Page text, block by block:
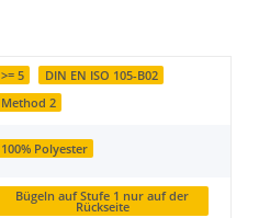
>= 5
DIN EN ISO 105-B02
Method 2
100% Polyester
Bügeln auf Stufe 1 nur auf der
Rückseite